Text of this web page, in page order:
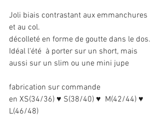
Joli biais contrastant aux emmanchures
et au col.
décolleté en forme de goutte dans le dos.
Idéal l'été  à porter sur un short, mais
aussi sur un slim ou une mini jupe
fabrication sur commande
en XS(34/36) ♥ S(38/40) ♥  M(42/44) ♥
L(46/48)